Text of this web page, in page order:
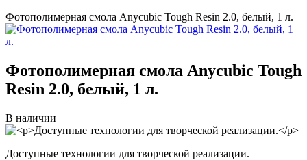
Фотополимерная смола Anycubic Tough Resin 2.0, белый, 1 л.
Фотополимерная смола Anycubic Tough
Resin 2.0, белый, 1 л.
В наличии
Доступные технологии для творческой реализации.